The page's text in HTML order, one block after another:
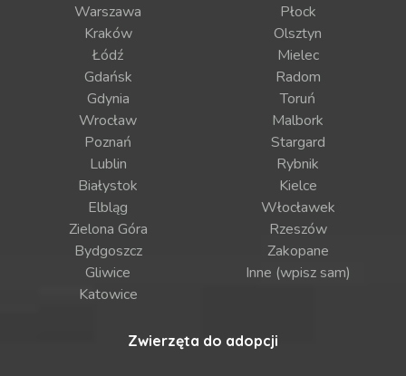
Warszawa
Kraków
Łódź
Gdańsk
Gdynia
Wrocław
Poznań
Lublin
Białystok
Elbląg
Zielona Góra
Bydgoszcz
Gliwice
Katowice
Płock
Olsztyn
Mielec
Radom
Toruń
Malbork
Stargard
Rybnik
Kielce
Włocławek
Rzeszów
Zakopane
Inne (wpisz sam)
Zwierzęta do adopcji